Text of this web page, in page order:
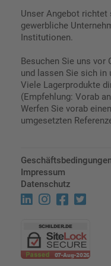
Unser Angebot
gewerbliche
Institutionen.
Besuchen Sie uns vor
und lassen Sie sich in
Viele Lagerprodukte
(Empfehlung: Vorab
Werfen Sie vorab
umgesetzten
Impressum
Datenschutz